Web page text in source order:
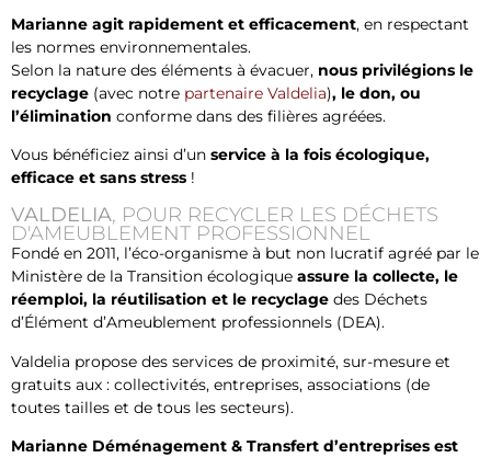
Marianne agit rapidement et efficacement, en respectant
les normes environnementales.
Selon la nature des éléments à évacuer, nous privilégions le
recyclage (avec notre partenaire Valdelia), le don, ou
l’élimination conforme dans des filières agréées.
Vous bénéficiez ainsi d’un service à la fois écologique,
efficace et sans stress !
VALDELIA, POUR RECYCLER LES DÉCHETS
D'AMEUBLEMENT PROFESSIONNEL
Fondé en 2011, l’éco-organisme à but non lucratif agréé par le
Ministère de la Transition écologique assure la collecte, le
réemploi, la réutilisation et le recyclage des Déchets
d’Élément d’Ameublement professionnels (DEA).
Valdelia propose des services de proximité, sur-mesure et
gratuits aux : collectivités, entreprises, associations (de
toutes tailles et de tous les secteurs).
Marianne Déménagement & Transfert d’entreprises est